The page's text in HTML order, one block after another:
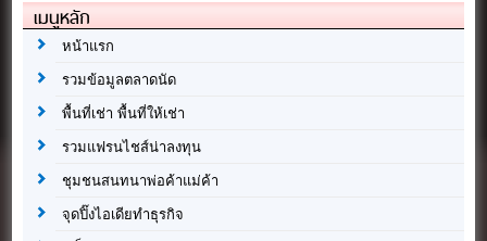
เมนูหลัก
หน้าแรก
รวมข้อมูลตลาดนัด
พื้นที่เช่า พื้นที่ให้เช่า
รวมแฟรนไชส์น่าลงทุน
ชุมชนสนทนาพ่อค้าแม่ค้า
จุดปิ๊งไอเดียทำธุรกิจ